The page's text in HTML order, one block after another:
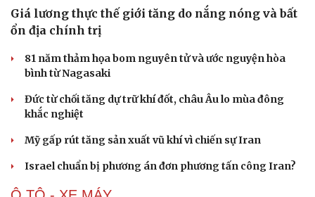
Giá lương thực thế giới tăng do nắng nóng và bất
ổn địa chính trị
81 năm thảm họa bom nguyên tử và ước nguyện hòa
bình từ Nagasaki
Đức từ chối tăng dự trữ khí đốt, châu Âu lo mùa đông
khắc nghiệt
Mỹ gấp rút tăng sản xuất vũ khí vì chiến sự Iran
Israel chuẩn bị phương án đơn phương tấn công Iran?